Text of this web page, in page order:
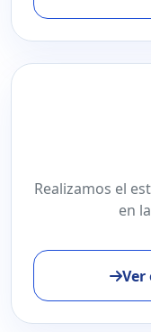
Realizamos el
en